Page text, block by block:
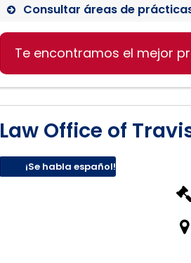
Consultar áreas de
Divorcio
Custodia de Hijos
Mediación
Asuntos de Violencia
Te encontramos el mejor
Law Office of
¡Se habla español!